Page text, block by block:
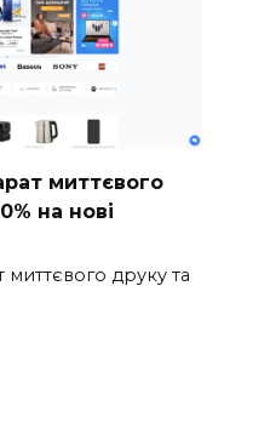
миттєвого
на нові
друку та